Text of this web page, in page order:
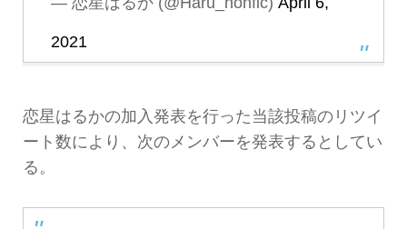
2021
恋星はるかの加入発表を行った当該投稿のリツイ
ート数により、次のメンバーを発表するとしてい
る。